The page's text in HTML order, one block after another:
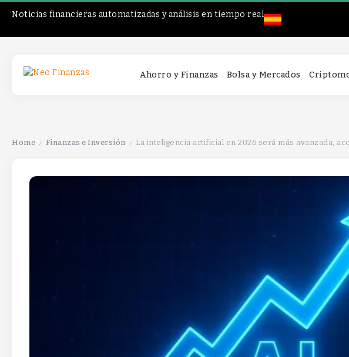
Noticias financieras automatizadas y análisis en tiempo real
Ahorro y Finanzas Bolsa y Mercados
Home / Finanzas e Inversión / La inteligencia artificial en 2026 será más avanzada,